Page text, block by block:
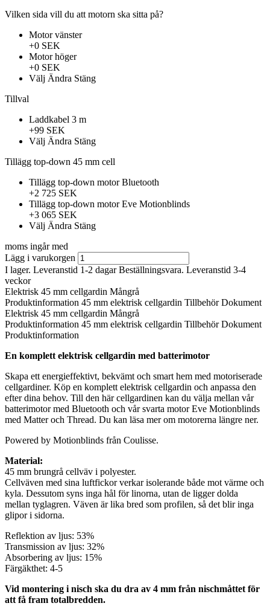
Vilken sida vill du att motorn ska sitta på?
Motor vänster
+0 SEK
Motor höger
+0 SEK
Välj Ändra Stäng
Tillval
Laddkabel 3 m
+99 SEK
Välj Ändra Stäng
Tillägg top-down 45 mm cell
Tillägg top-down motor Bluetooth
+2 725 SEK
Tillägg top-down motor Eve Motionblinds
+3 065 SEK
Välj Ändra Stäng
moms ingår med
Lägg i varukorgen
I lager. Leveranstid 1-2 dagar Beställningsvara. Leveranstid 3-4
veckor
Elektrisk 45 mm cellgardin Mångrå
Produktinformation 45 mm elektrisk cellgardin Tillbehör Dokument
Elektrisk 45 mm cellgardin Mångrå
Produktinformation 45 mm elektrisk cellgardin Tillbehör Dokument
Produktinformation
En komplett elektrisk cellgardin med batterimotor
Skapa ett energieffektivt, bekvämt och smart hem med motoriserade
cellgardiner. Köp en komplett elektrisk cellgardin och anpassa den
efter dina behov. Till den här cellgardinen kan du välja mellan vår
batterimotor med Bluetooth och vår svarta motor Eve Motionblinds
med Matter och Thread. Du kan läsa mer om motorerna längre ner.
Powered by Motionblinds från Coulisse.
Material:
45 mm brungrå cellväv i polyester.
Cellväven med sina luftfickor verkar isolerande både mot värme och
kyla. Dessutom syns inga hål för linorna, utan de ligger dolda
mellan tyglagren. Väven är lika bred som profilen, så det blir inga
glipor i sidorna.
Reflektion av ljus: 53%
Transmission av ljus: 32%
Absorbering av ljus: 15%
Färgäkthet: 4-5
Vid montering i nisch ska du dra av 4 mm från nischmåttet för
att få fram totalbredden.